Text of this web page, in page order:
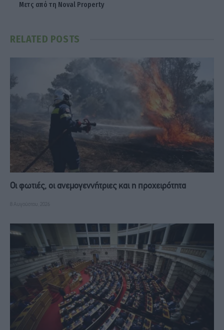
Μετς από τη Noval Property
RELATED POSTS
Οι φωτιές, οι ανεμογεννήτριες και η προχειρότητα
8 Αυγούστου, 2026